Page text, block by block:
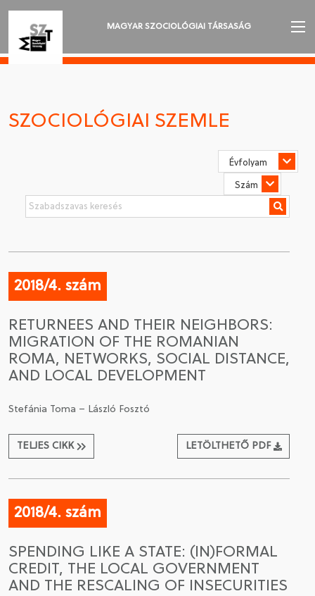
MAGYAR SZOCIOLÓGIAI TÁRSASÁG
SZOCIOLÓGIAI SZEMLE
CSATLAKOZÁS A TÁRSASÁGHOZ / MEGÚJÍTOM A
TAGSÁGOMAT
SZOCIOLÓGIAI SZEMLE
2018/4. szám
RETURNEES AND THEIR NEIGHBORS:
MIGRATION OF THE ROMANIAN
ROMA, NETWORKS, SOCIAL DISTANCE,
AND LOCAL DEVELOPMENT
Stefánia Toma – László Fosztó
TELJES CIKK LETÖLTHETŐ PDF
2018/4. szám
SPENDING LIKE A STATE: (IN)FORMAL
CREDIT, THE LOCAL GOVERNMENT
AND THE RESCALING OF INSECURITIES